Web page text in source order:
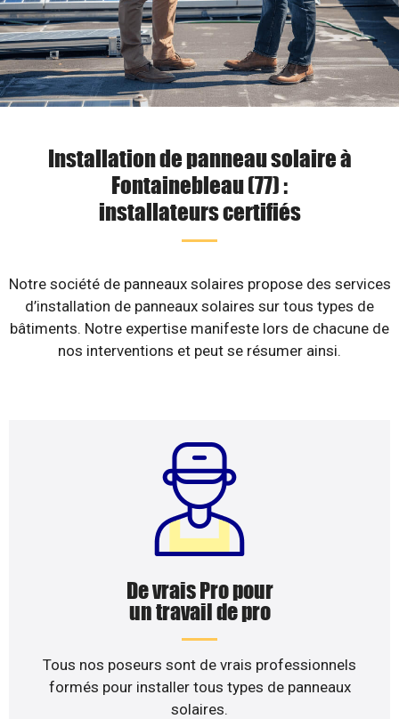
Installation de panneau solaire à
Fontainebleau (77) :
installateurs certifiés
Notre société de panneaux solaires propose des services
d’installation de panneaux solaires sur tous types de
bâtiments. Notre expertise manifeste lors de chacune de
nos interventions et peut se résumer ainsi.
De vrais Pro pour
un travail de pro
Tous nos poseurs sont de vrais professionnels
formés pour installer tous types de panneaux
solaires.